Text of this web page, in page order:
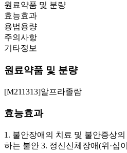
원료약품 및 분량
효능효과
용법용량
주의사항
기타정보
원료약품 및 분량
[M211313]알프라졸람
효능효과
1. 불안장애의 치료 및 불안증상
하는 불안 3. 정신신체장애(위·십